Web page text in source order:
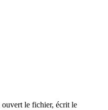
ouvert le fichier, écrit le